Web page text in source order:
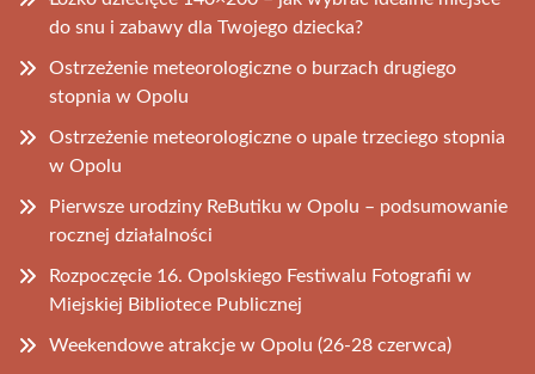
do snu i zabawy dla Twojego dziecka?
Ostrzeżenie meteorologiczne o burzach drugiego
stopnia w Opolu
Ostrzeżenie meteorologiczne o upale trzeciego stopnia
w Opolu
Pierwsze urodziny ReButiku w Opolu – podsumowanie
rocznej działalności
Rozpoczęcie 16. Opolskiego Festiwalu Fotografii w
Miejskiej Bibliotece Publicznej
Weekendowe atrakcje w Opolu (26-28 czerwca)